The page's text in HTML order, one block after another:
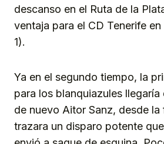
descanso en el Ruta de la
ventaja para el CD Tenerife
1).
Ya en el segundo tiempo, la
para los blanquiazules llegaría
de nuevo Aitor Sanz, desde la
trazara un disparo potente